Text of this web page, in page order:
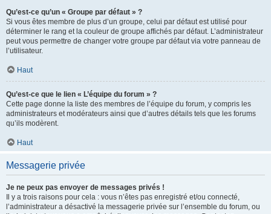
Qu’est-ce qu’un « Groupe par défaut » ?
Si vous êtes membre de plus d’un groupe, celui par défaut est utilisé pour
déterminer le rang et la couleur de groupe affichés par défaut. L’administrateur
peut vous permettre de changer votre groupe par défaut via votre panneau de
l’utilisateur.
Haut
Qu’est-ce que le lien « L’équipe du forum » ?
Cette page donne la liste des membres de l’équipe du forum, y compris les
administrateurs et modérateurs ainsi que d’autres détails tels que les forums
qu’ils modèrent.
Haut
Messagerie privée
Je ne peux pas envoyer de messages privés !
Il y a trois raisons pour cela : vous n’êtes pas enregistré et/ou connecté,
l’administrateur a désactivé la messagerie privée sur l’ensemble du forum, ou